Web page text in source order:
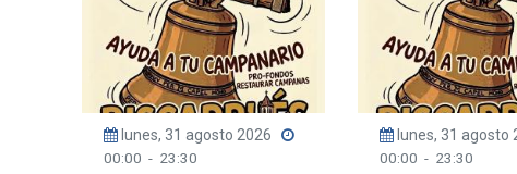
lunes, 31 agosto 2026
00:00 - 23:30
lunes, 31 agosto
00:00 - 23:30